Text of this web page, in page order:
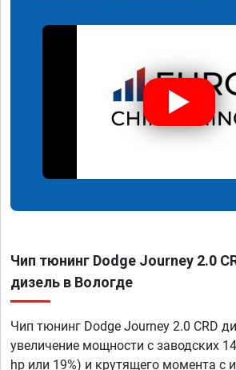
Чип тюнинг Dodge Journey 2.0
дизель в Вологде
Чип тюнинг Dodge Journey 2.0 CRD
увеличение мощности с заводских
hp или 19%) и крутящего момента с